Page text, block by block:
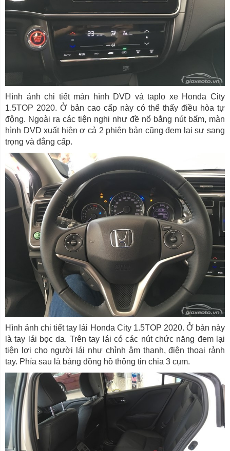
Hình ảnh chi tiết màn hình DVD và taplo xe Honda City
1.5TOP 2020. Ở bản cao cấp này có thể thấy điều hòa tự
động. Ngoài ra các tiện nghi như đề nổ bằng nút bấm, màn
hình DVD xuất hiện ơ cả 2 phiên bản cũng đem lại sự sang
trọng và đẳng cấp.
Hình ảnh chi tiết tay lái Honda City 1.5TOP 2020. Ở bản này
là tay lái bọc da. Trên tay lái có các nút chức năng đem lại
tiện lợi cho người lái như chỉnh âm thanh, điện thoại rảnh
tay. Phía sau là bảng đồng hồ thông tin chia 3 cụm.